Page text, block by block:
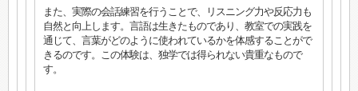
また、実際の会話練習を行うことで、リスニング力や反応力も
自然と向上します。言語は生きたものであり、教室での実践を
通じて、言葉がどのように使われているかを体感することがで
きるのです。この体験は、独学では得られない貴重なもので
す。